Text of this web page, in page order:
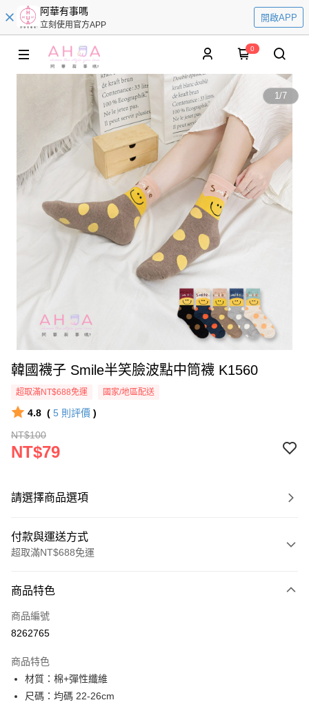
阿華有事嗎
立刻使用官方APP
開啟APP
0
1/7
韓國襪子 Smile半笑臉波點中筒襪 K1560
超取滿NT$688免運 國家/地區配送
4.8 ( 5 則評價 )
NT$100
NT$79
請選擇商品選項
付款與運送方式
超取滿NT$688免運
信用卡一次付款
超商取貨付款
Apple Pay
街口支付
商品特色
商品編號
8262765
商品特色
材質：棉+彈性纖維
尺碼：均碼 22-26cm